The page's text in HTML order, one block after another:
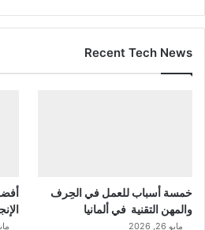
Recent Tech News
خمسة أسباب للعمل في الحِرف
والمهن التقنية في ألمانيا
مايو 26, 2026 مايو